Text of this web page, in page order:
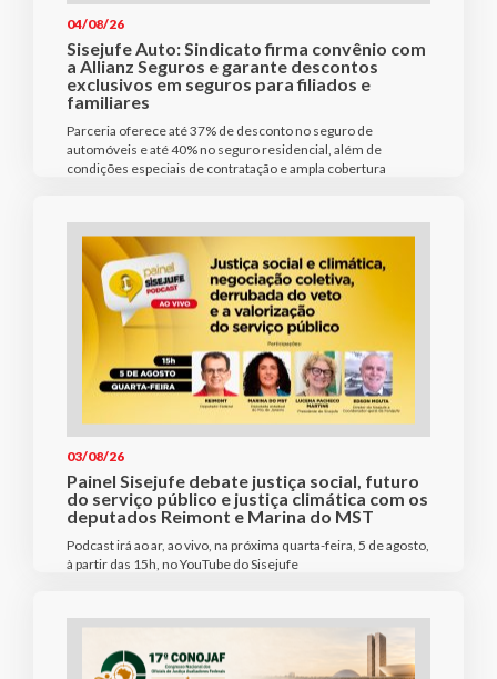
04/08/26
Sisejufe Auto: Sindicato firma convênio com
a Allianz Seguros e garante descontos
exclusivos em seguros para filiados e
familiares
Parceria oferece até 37% de desconto no seguro de
automóveis e até 40% no seguro residencial, além de
condições especiais de contratação e ampla cobertura
03/08/26
Painel Sisejufe debate justiça social, futuro
do serviço público e justiça climática com os
deputados Reimont e Marina do MST
Podcast irá ao ar, ao vivo, na próxima quarta-feira, 5 de agosto,
à partir das 15h, no YouTube do Sisejufe